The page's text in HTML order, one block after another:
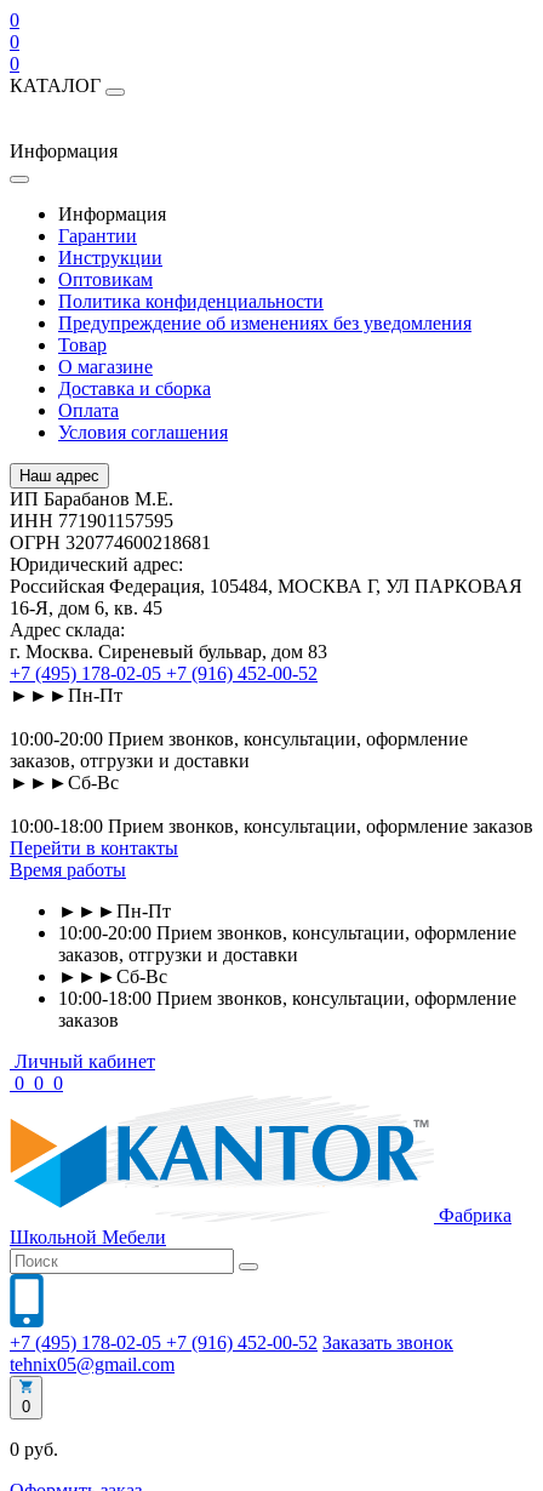
0
0
0
КАТАЛОГ
Информация
Информация
Гарантии
Инструкции
Оптовикам
Политика конфиденциальности
Предупреждение об изменениях без уведомления
Товар
О магазине
Доставка и сборка
Оплата
Условия соглашения
Наш адрес
ИП Барабанов М.Е.
ИНН 771901157595
ОГРН 320774600218681
Юридический адрес:
Российская Федерация, 105484, МОСКВА Г, УЛ ПАРКОВАЯ
16-Я, дом 6, кв. 45
Адрес склада:
г. Москва. Сиреневый бульвар, дом 83
+7 (495) 178-02-05 +7 (916) 452-00-52
►►►Пн-Пт
10:00-20:00 Прием звонков, консультации, оформление
заказов, отгрузки и доставки
►►►Сб-Вс
10:00-18:00 Прием звонков, консультации, оформление заказов
Перейти в контакты
Время работы
►►►Пн-Пт
10:00-20:00 Прием звонков, консультации, оформление
заказов, отгрузки и доставки
►►►Сб-Вс
10:00-18:00 Прием звонков, консультации, оформление
заказов
Личный кабинет
0 0 0
Фабрика
Школьной Мебели
+7 (495) 178-02-05 +7 (916) 452-00-52 Заказать звонок
tehnix05@gmail.com
0
0 руб.